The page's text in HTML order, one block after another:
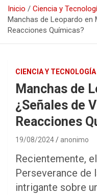
Inicio
Ciencia y
Manchas de Leopardo en
Reacciones Químicas?
CIENCIA Y TECNOLOGÍA
Manchas de
¿Señales de
Reacciones
19/08/2024 anonimo
Recientemente,
Perseverance de
intrigante sobre